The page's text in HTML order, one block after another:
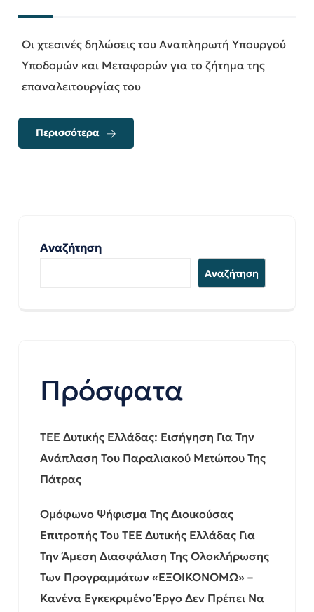
Οι χτεσινές δηλώσεις του Αναπληρωτή Υπουργού
Υποδομών και Μεταφορών για το ζήτημα της
επαναλειτουργίας του
Περισσότερα
Αναζήτηση
Αναζήτηση
Πρόσφατα
ΤΕΕ Δυτικής Ελλάδας: Εισήγηση Για Την
Ανάπλαση Του Παραλιακού Μετώπου Της
Πάτρας
Ομόφωνο Ψήφισμα Της Διοικούσας
Επιτροπής Του ΤΕΕ Δυτικής Ελλάδας Για
Την Άμεση Διασφάλιση Της Ολοκλήρωσης
Των Προγραμμάτων «ΕΞΟΙΚΟΝΟΜΩ» –
Κανένα Εγκεκριμένο Έργο Δεν Πρέπει Να